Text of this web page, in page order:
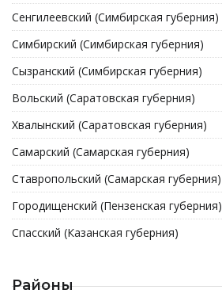
Сенгилеевский (Симбирская губерния)
Симбирский (Симбирская губерния)
Сызранский (Симбирская губерния)
Вольский (Саратовская губерния)
Хвалынский (Саратовская губерния)
Самарский (Самарская губерния)
Ставропольский (Самарская губерния)
Городищенский (Пензенская губерния)
Спасский (Казанская губерния)
Районы